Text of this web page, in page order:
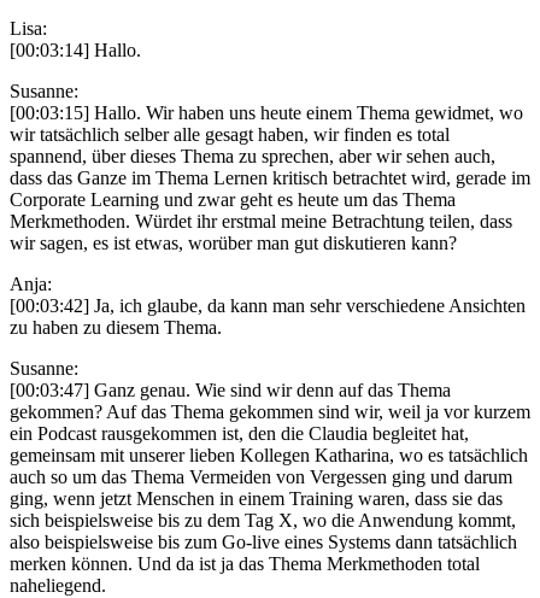
Lisa:
[00:03:14] Hallo.
Susanne:
[00:03:15] Hallo. Wir haben uns heute einem Thema gewidmet, wo
wir tatsächlich selber alle gesagt haben, wir finden es total
spannend, über dieses Thema zu sprechen, aber wir sehen auch,
dass das Ganze im Thema Lernen kritisch betrachtet wird, gerade im
Corporate Learning und zwar geht es heute um das Thema
Merkmethoden. Würdet ihr erstmal meine Betrachtung teilen, dass
wir sagen, es ist etwas, worüber man gut diskutieren kann?
Anja:
[00:03:42] Ja, ich glaube, da kann man sehr verschiedene Ansichten
zu haben zu diesem Thema.
Susanne:
[00:03:47] Ganz genau. Wie sind wir denn auf das Thema
gekommen? Auf das Thema gekommen sind wir, weil ja vor kurzem
ein Podcast rausgekommen ist, den die Claudia begleitet hat,
gemeinsam mit unserer lieben Kollegen Katharina, wo es tatsächlich
auch so um das Thema Vermeiden von Vergessen ging und darum
ging, wenn jetzt Menschen in einem Training waren, dass sie das
sich beispielsweise bis zu dem Tag X, wo die Anwendung kommt,
also beispielsweise bis zum Go-live eines Systems dann tatsächlich
merken können. Und da ist ja das Thema Merkmethoden total
naheliegend.